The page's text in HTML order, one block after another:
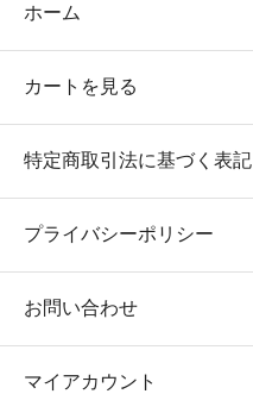
ホーム
カートを見る
特定商取引法に基づく表記
プライバシーポリシー
お問い合わせ
マイアカウント